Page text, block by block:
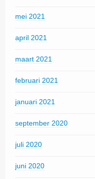
mei 2021
april 2021
maart 2021
februari 2021
januari 2021
september 2020
juli 2020
juni 2020